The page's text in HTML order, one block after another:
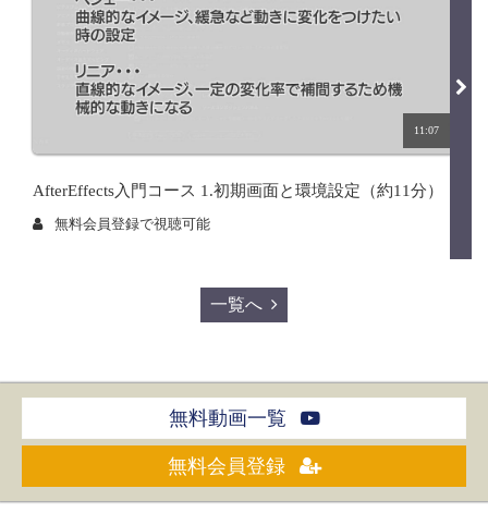
11:07
AfterEffects入門コース 1.初期画面と環境設定（約11分）
無料会員登録で視聴可能
一覧へ
無料動画一覧
無料会員登録